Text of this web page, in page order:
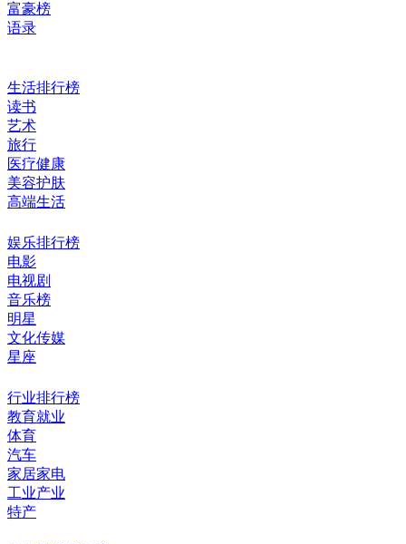
富豪榜
语录
生活排行榜
读书
艺术
旅行
医疗健康
美容护肤
高端生活
娱乐排行榜
电影
电视剧
音乐榜
明星
文化传媒
星座
行业排行榜
教育就业
体育
汽车
家居家电
工业产业
特产